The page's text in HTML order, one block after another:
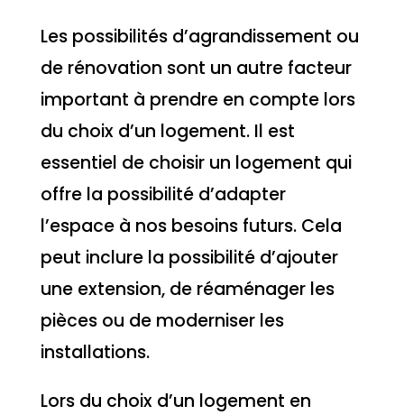
Les possibilités d’agrandissement ou
de rénovation sont un autre facteur
important à prendre en compte lors
du choix d’un logement. Il est
essentiel de choisir un logement qui
offre la possibilité d’adapter
l’espace à nos besoins futurs. Cela
peut inclure la possibilité d’ajouter
une extension, de réaménager les
pièces ou de moderniser les
installations.
Lors du choix d’un logement en